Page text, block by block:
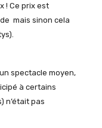
! Ce prix est
mais sinon cela
spectacle moyen,
à certains
n’était pas